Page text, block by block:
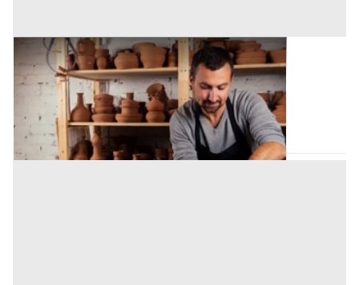
Laboratorio Artigiano all'asta a Bagheria
Bagheria (Palermo)
Base d'asta
148.079 €
Asta chiusa